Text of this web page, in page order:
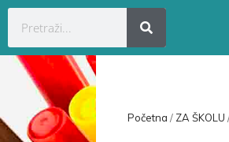
Početna / ZA ŠKOLU